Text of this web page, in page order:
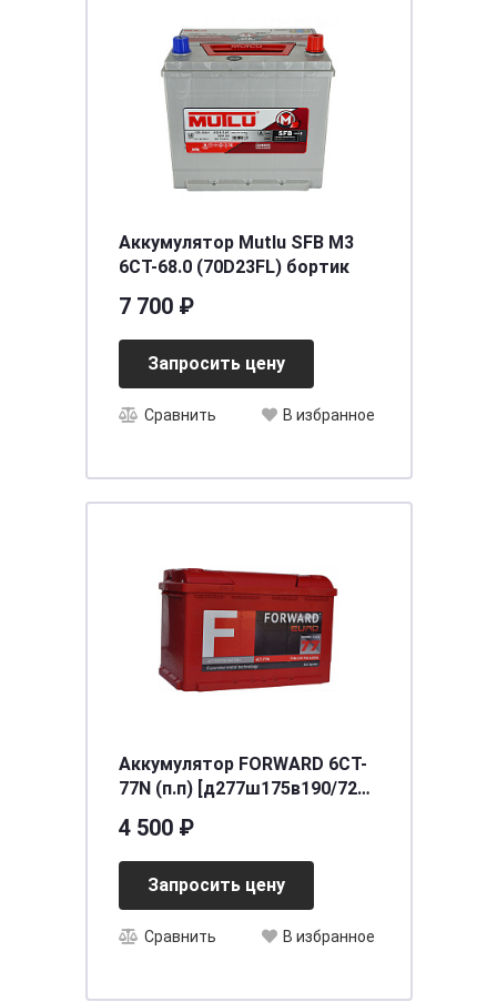
Аккумулятор Mutlu SFB M3
6СТ-68.0 (70D23FL) бортик
7 700 ₽
Запросить цену
Сравнить В избранное
Аккумулятор FORWARD 6СТ-
77N (п.п) [д277ш175в190/720]
4 500 ₽
Запросить цену
Сравнить В избранное